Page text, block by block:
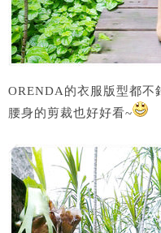
ORENDA的衣服版型都不
腰身的剪裁也好好看~